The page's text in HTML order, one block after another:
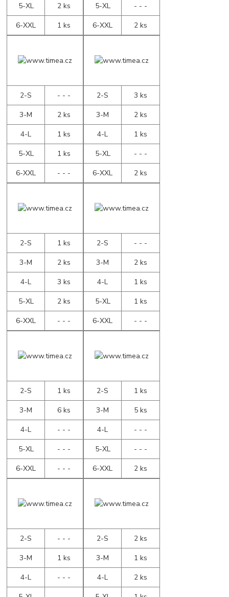
5-XL
2 ks
6-XXL
1 ks
5-XL
- - -
6-XXL
2 ks
2-S
- - -
3-M
2 ks
4-L
1 ks
5-XL
1 ks
6-XXL
- - -
2-S
3 ks
3-M
2 ks
4-L
1 ks
5-XL
- - -
6-XXL
2 ks
2-S
1 ks
3-M
2 ks
4-L
3 ks
5-XL
2 ks
6-XXL
- - -
2-S
- - -
3-M
2 ks
4-L
1 ks
5-XL
1 ks
6-XXL
- - -
2-S
1 ks
3-M
6 ks
4-L
- - -
5-XL
- - -
6-XXL
- - -
2-S
1 ks
3-M
5 ks
4-L
- - -
5-XL
- - -
6-XXL
2 ks
2-S
- - -
3-M
1 ks
4-L
- - -
2-S
2 ks
3-M
1 ks
4-L
2 ks